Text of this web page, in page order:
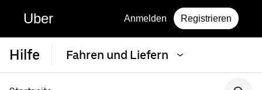
Uber Anmelden Registrieren
Hilfe Fahren und Liefern